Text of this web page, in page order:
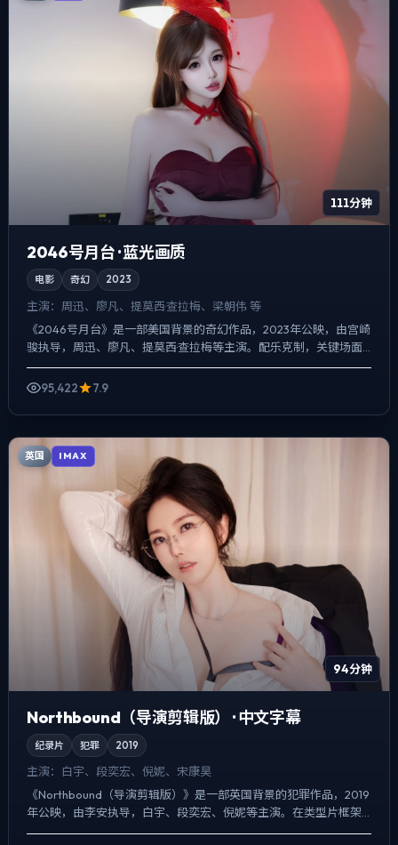
111分钟
2046号月台 · 蓝光画质
电影 奇幻 2023
主演： 周迅、廖凡、提莫西·查拉梅、梁朝伟 等
《2046号月台》是一部美国背景的奇幻作品，2023年公映，由宫崎
骏执导，周迅、廖凡、提莫西·查拉梅等主演。配乐克制，关键场面
反而以环境声托情绪，喜剧桥段服务于人物性格，笑点背...
95,422
7.9
英国 IMAX
94分钟
Northbound（导演剪辑版） · 中文字幕
纪录片 犯罪 2019
主演：
白宇、段奕宏、倪妮、宋康昊
《Northbound（导演剪辑版）》是一部英国背景的犯罪作品，2019
年公映，由李安执导，白宇、段奕宏、倪妮等主演。在类型片框架
里埋入作者式旁白与留白，爱情线并不喧宾夺主，却...